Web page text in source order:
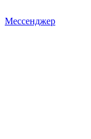
Мессенджер